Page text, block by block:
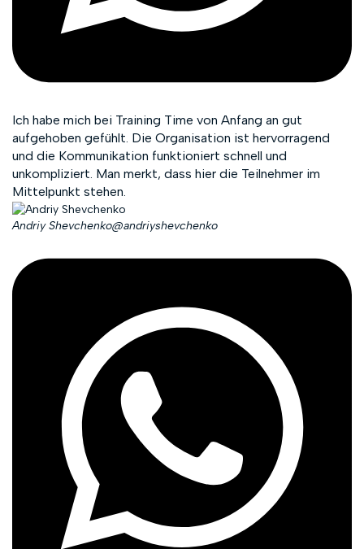
Ich habe mich bei Training Time von Anfang an gut
aufgehoben gefühlt. Die Organisation ist hervorragend
und die Kommunikation funktioniert schnell und
unkompliziert. Man merkt, dass hier die Teilnehmer im
Mittelpunkt stehen.
Andriy Shevchenko@andriyshevchenko